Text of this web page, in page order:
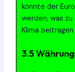
könnte der
werden, was
Klima beitragen
3.5